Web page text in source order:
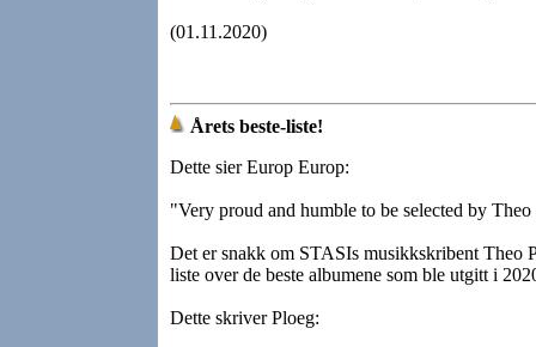
(01.11.2020)
Årets beste-liste!
Dette sier Europ Europ:
"Very proud and humble to be selected by
Det er snakk om STASIs musikkskribent Theo
liste over de beste albumene som ble utgitt i
Dette skriver Ploeg: